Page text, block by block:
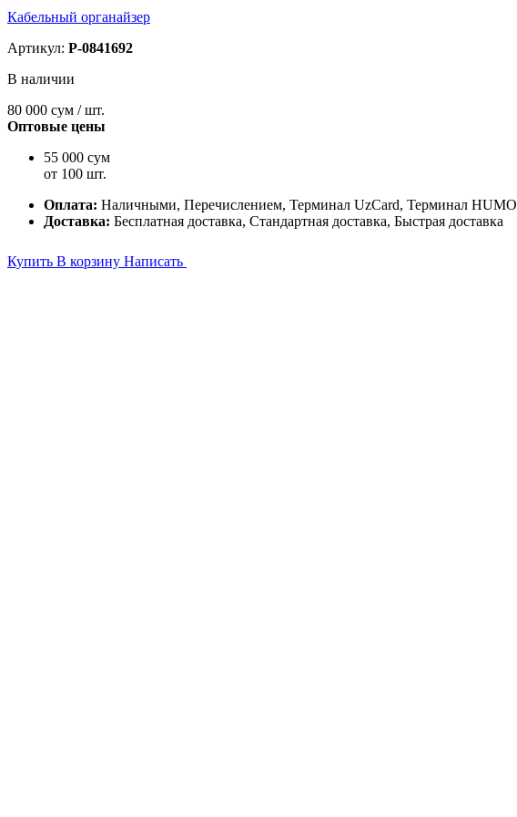
Кабельный органайзер
Артикул: P-0841692
В наличии
80 000 сум / шт.
Оптовые цены
55 000 сум
от 100 шт.
Оплата: Наличными, Перечислением, Терминал UzCard, Терминал HUMO
Доставка: Бесплатная доставка, Стандартная доставка, Быстрая доставка
Купить В корзину Написать